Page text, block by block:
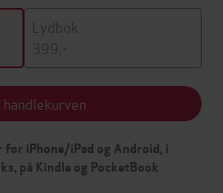
Lydbok
399,-
for iPhone/iPad og Android, i
på Kindle og PocketBook